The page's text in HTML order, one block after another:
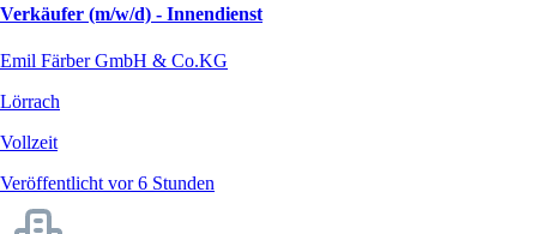
Verkäufer (m/w/d) - Innendienst
Emil Färber GmbH & Co.KG
Lörrach
Vollzeit
Veröffentlicht vor 6 Stunden